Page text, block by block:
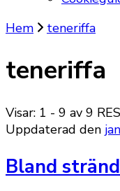
Hem
teneriffa
teneriffa
Visar: 1 - 9 av 9
Uppdaterad den
Bland